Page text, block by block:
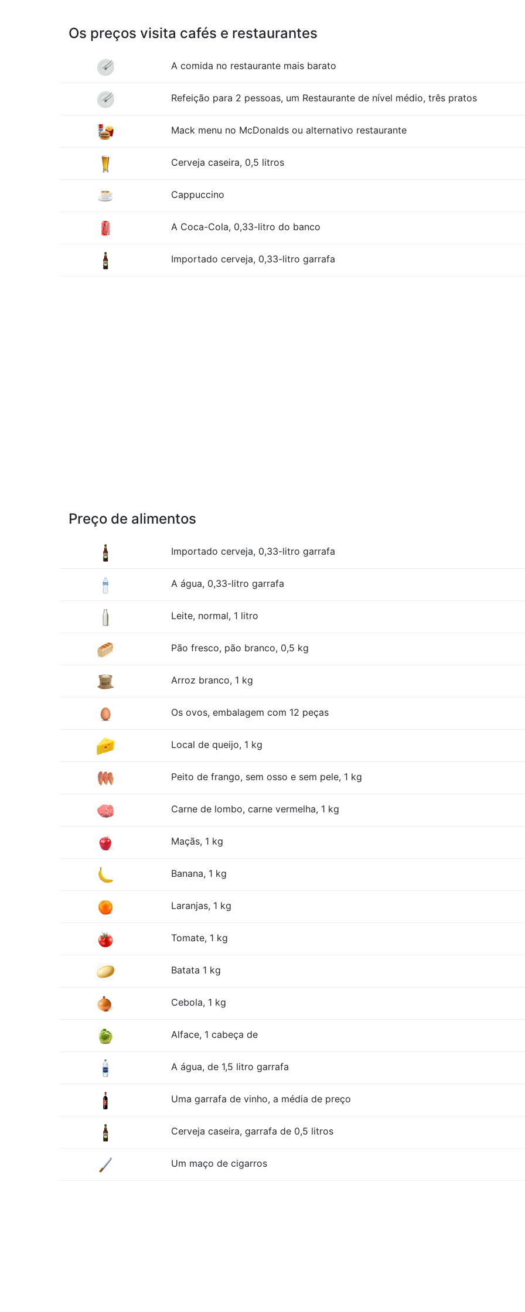
Os preços visita cafés e restaurantes
A comida no restaurante mais barato
Refeição para 2 pessoas, um Restaurante de nível médio, três pratos
Mack menu no McDonalds ou alternativo restaurante
Cerveja caseira, 0,5 litros
Cappuccino
A Coca-Cola, 0,33-litro do banco
Importado cerveja, 0,33-litro garrafa
Preço de alimentos
Importado cerveja, 0,33-litro garrafa
A água, 0,33-litro garrafa
Leite, normal, 1 litro
Pão fresco, pão branco, 0,5 kg
Arroz branco, 1 kg
Os ovos, embalagem com 12 peças
Local de queijo, 1 kg
Peito de frango, sem osso e sem pele, 1 kg
Carne de lombo, carne vermelha, 1 kg
Maçãs, 1 kg
Banana, 1 kg
Laranjas, 1 kg
Tomate, 1 kg
Batata 1 kg
Cebola, 1 kg
Alface, 1 cabeça de
A água, de 1,5 litro garrafa
Uma garrafa de vinho, a média de preço
Cerveja caseira, garrafa de 0,5 litros
Um maço de cigarros